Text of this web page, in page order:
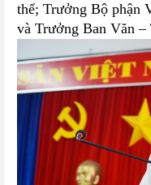
thể; Trưởng Bộ phận
và Trưởng Ban Văn